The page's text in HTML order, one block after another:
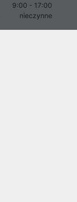
9:00 - 17:00
nieczynne